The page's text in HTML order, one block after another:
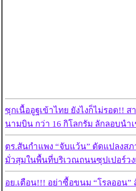
ซุกเนื้ออูฐเข้าไทย ยังไงก็ไม่รอด!!
นามบิน กว่า 16 กิโลกรัม ลักลอบนำ
ตร.สันกำแพง “จับแว้น” ดัดแปลงส
มั่วสุมในพื้นที่บริเวณถนนซุปเปอร์ว
อย.เตือน!!! อย่าซื้อขนม “โรลออน”